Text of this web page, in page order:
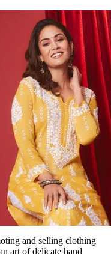
and selling clothing
art of delicate hand